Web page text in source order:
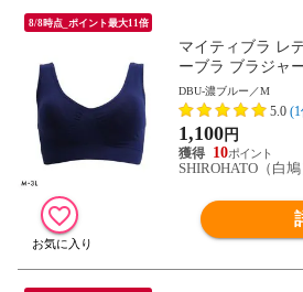
8/8時点_ポイント最大11倍
マイティブラ レ
ーブラ ブラジャ
ブラ ワイヤレス
DBU-濃ブルー／M
5.0
1,100円
10
SHIROHATO（白鳩